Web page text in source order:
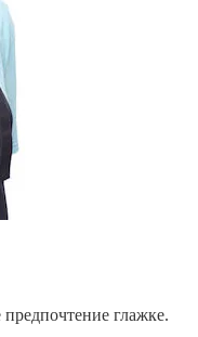
предпочтение глажке.